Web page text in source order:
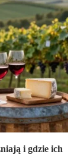
i gdzie ich